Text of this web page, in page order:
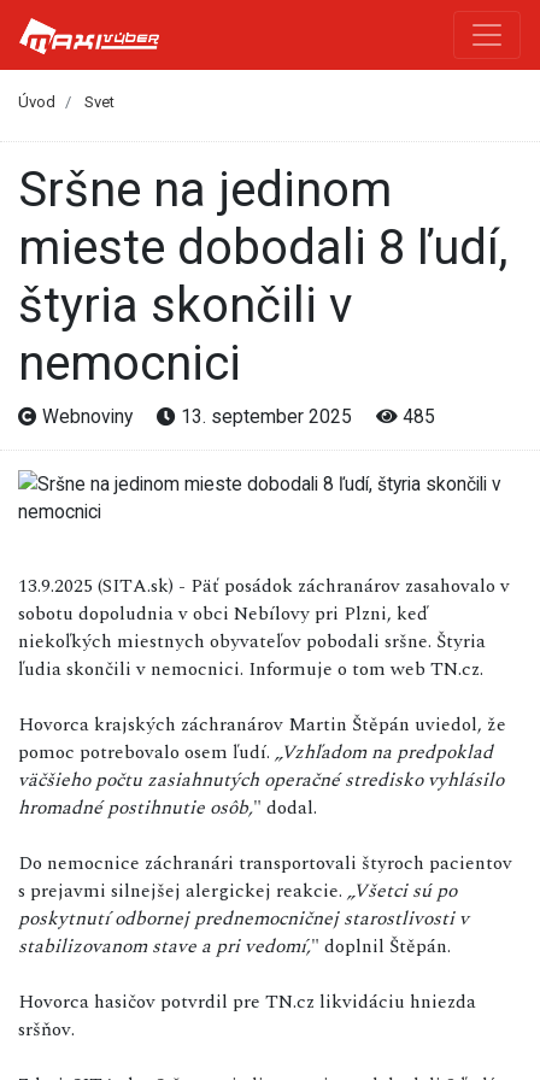
Úvod Svet
Sršne na jedinom
mieste dobodali 8 ľudí,
štyria skončili v
nemocnici
Webnoviny 13. september 2025 485
13.9.2025 (SITA.sk) - Päť posádok záchranárov zasahovalo v
sobotu dopoludnia v obci Nebílovy pri Plzni, keď
niekoľkých miestnych obyvateľov pobodali sršne. Štyria
ľudia skončili v nemocnici. Informuje o tom web TN.cz.
Hovorca krajských záchranárov Martin Štěpán uviedol, že
pomoc potrebovalo osem ľudí. „Vzhľadom na predpoklad
väčšieho počtu zasiahnutých operačné stredisko vyhlásilo
hromadné postihnutie osôb," dodal.
Do nemocnice záchranári transportovali štyroch pacientov
s prejavmi silnejšej alergickej reakcie. „Všetci sú po
poskytnutí odbornej prednemocničnej starostlivosti v
stabilizovanom stave a pri vedomí," doplnil Štěpán.
Hovorca hasičov potvrdil pre TN.cz likvidáciu hniezda
sršňov.